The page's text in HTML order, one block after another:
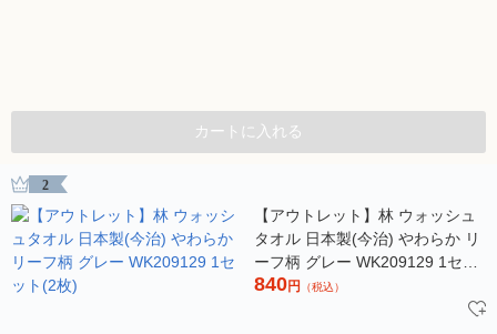
カートに入れる
2
【アウトレット】林 ウォッシュ
タオル 日本製(今治) やわらか リ
ーフ柄 グレー WK209129 1セッ
ト(2枚)
840円 （税込）